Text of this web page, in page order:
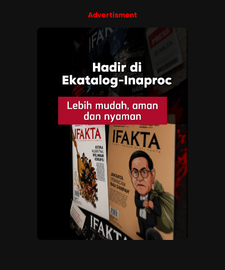
Advertisment